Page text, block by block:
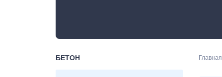
БЕТОН Главная